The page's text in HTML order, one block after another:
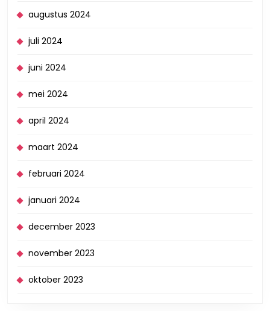
augustus 2024
juli 2024
juni 2024
mei 2024
april 2024
maart 2024
februari 2024
januari 2024
december 2023
november 2023
oktober 2023